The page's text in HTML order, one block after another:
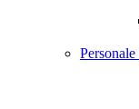
Personale